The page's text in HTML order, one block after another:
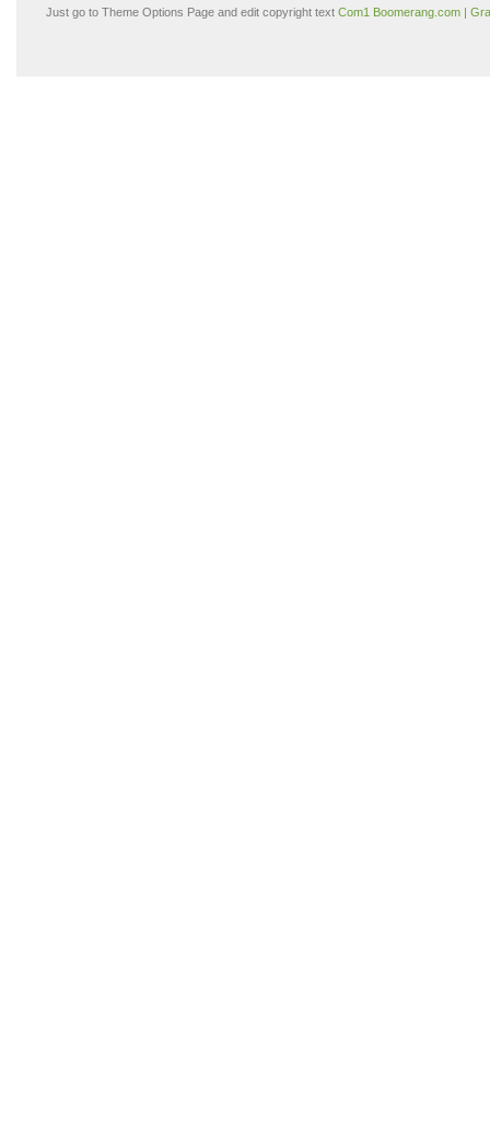
Just go to Theme Options Page and edit copyright text Com1 Boomerang.com |